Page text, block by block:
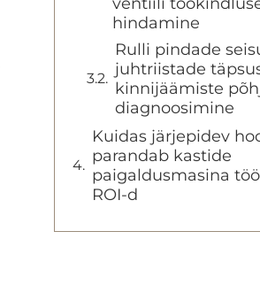
hindamine
Rulli pindade
juhtriistade
kinnijäämiste
diagnoosimine
Kuidas järjepidev
parandab kastide
paigaldusmasina
ROI-d